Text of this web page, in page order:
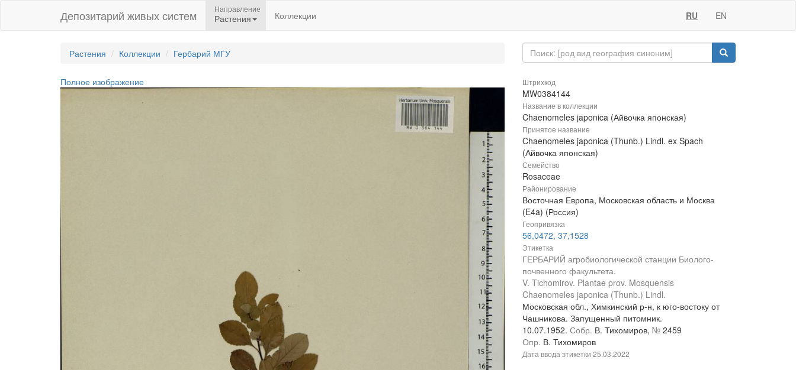
Депозитарий живых систем Направление
Растения Коллекции RU EN
Растения Коллекции Гербарий МГУ
Полное изображение Штрихкод
MW0384144
Название в коллекции
Chaenomeles japonica (Айвочка японская)
Принятое название
Chaenomeles japonica (Thunb.) Lindl. ex Spach
(Айвочка японская)
Семейство
Rosaceae
Районирование
Восточная Европа, Московская область и Москва
(E4a) (Россия)
Геопривязка
56,0472, 37,1528
Этикетка
ГЕРБАРИЙ агробиологической станции Биолого-
почвенного факультета.
V. Tichomirov. Plantae prov. Mosquensis
Chaenomeles japonica (Thunb.) Lindl.
Московская обл., Химкинский р-н, к юго-востоку от
Чашникова. Запущенный питомник.
10.07.1952. Собр. В. Тихомиров, № 2459
Опр. В. Тихомиров
Дата ввода этикетки 25.03.2022